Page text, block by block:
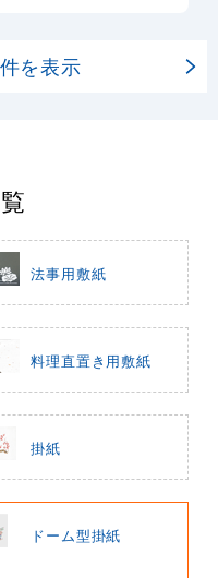
を表示
法事用敷紙
料理直置き用敷紙
掛紙
ドーム型掛紙